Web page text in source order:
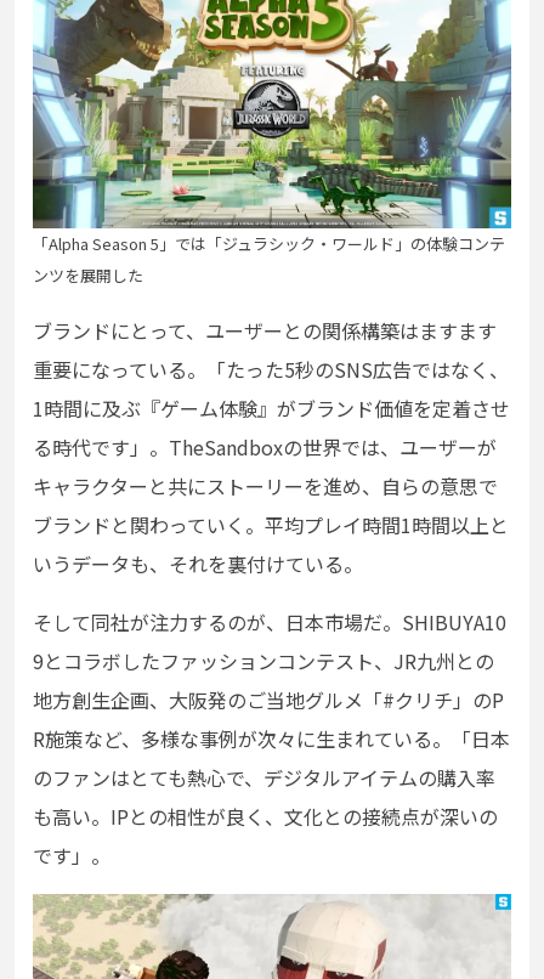
「Alpha Season 5」では「ジュラシック・ワールド」の体験コンテ
ンツを展開した
ブランドにとって、ユーザーとの関係構築はますます
重要になっている。「たった5秒のSNS広告ではなく、
1時間に及ぶ『ゲーム体験』がブランド価値を定着させ
る時代です」。TheSandboxの世界では、ユーザーが
キャラクターと共にストーリーを進め、自らの意思で
ブランドと関わっていく。平均プレイ時間1時間以上と
いうデータも、それを裏付けている。
そして同社が注力するのが、日本市場だ。SHIBUYA10
9とコラボしたファッションコンテスト、JR九州との
地方創生企画、大阪発のご当地グルメ「#クリチ」のP
R施策など、多様な事例が次々に生まれている。「日本
のファンはとても熱心で、デジタルアイテムの購入率
も高い。IPとの相性が良く、文化との接続点が深いの
です」。